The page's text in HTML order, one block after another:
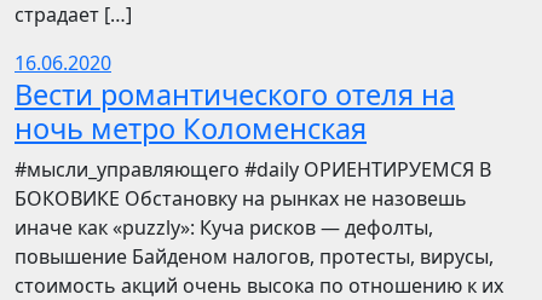
страдает […]
16.06.2020
Вести романтического отеля на
ночь метро Коломенская
​​#мысли_управляющего #daily ОРИЕНТИРУЕМСЯ В
БОКОВИКЕ Обстановку на рынках не назовешь
иначе как «puzzly»: Куча рисков — дефолты,
повышение Байденом налогов, протесты, вирусы,
стоимость акций очень высока по отношению к их